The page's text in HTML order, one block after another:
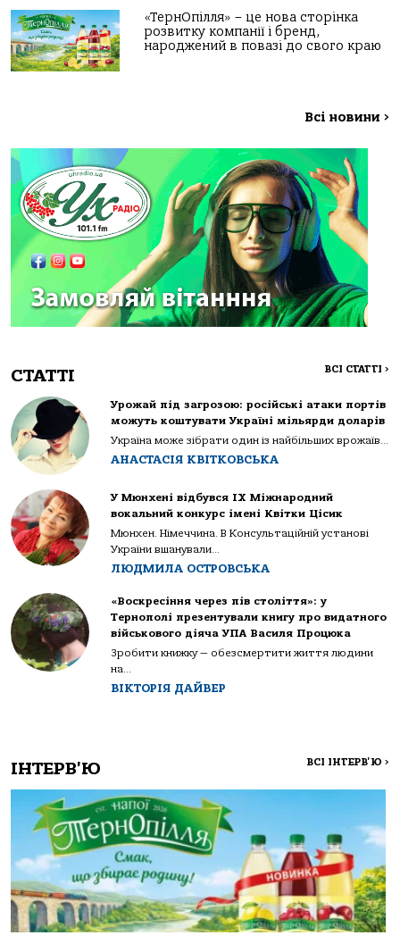
«ТернОпілля» – це нова сторінка
розвитку компанії і бренд,
народжений в повазі до свого краю
Всі новини >
СТАТТІ ВСІ СТАТТІ >
Урожай під загрозою: російські атаки портів
можуть коштувати Україні мільярди доларів
Україна може зібрати один із найбільших врожаїв...
АНАСТАСІЯ КВІТКОВСЬКА
У Мюнхені відбувся IX Міжнародний
вокальний конкурс імені Квітки Цісик
Мюнхен. Німеччина. В Консультаційній установі
України вшанували...
ЛЮДМИЛА ОСТРОВСЬКА
«Воскресіння через пів століття»: у
Тернополі презентували книгу про видатного
військового діяча УПА Василя Процюка
Зробити книжку — обезсмертити життя людини
на...
ВІКТОРІЯ ДАЙВЕР
ІНТЕРВ'Ю ВСІ ІНТЕРВ'Ю >